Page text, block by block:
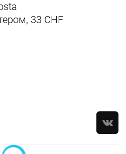
33 CHF